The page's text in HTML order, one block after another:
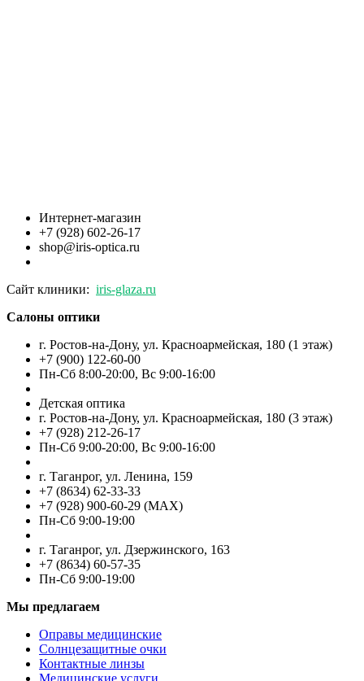
Интернет-магазин
+7 (928) 602-26-17
shop@iris-optica.ru
Сайт клиники: iris-glaza.ru
Салоны оптики
г. Ростов-на-Дону, ул. Красноармейская, 180 (1 этаж)
+7 (900) 122-60-00
Пн-Cб 8:00-20:00, Вс 9:00-16:00
Детская оптика
г. Ростов-на-Дону, ул. Красноармейская, 180 (3 этаж)
+7 (928) 212-26-17
Пн-Cб 9:00-20:00, Вс 9:00-16:00
г. Таганрог, ул. Ленина, 159
+7 (8634) 62-33-33
+7 (928) 900-60-29 (MAX)
Пн-Cб 9:00-19:00
г. Таганрог, ул. Дзержинского, 163
+7 (8634) 60-57-35
Пн-Сб 9:00-19:00
Мы предлагаем
Оправы медицинские
Солнцезащитные очки
Контактные линзы
Медицинские услуги